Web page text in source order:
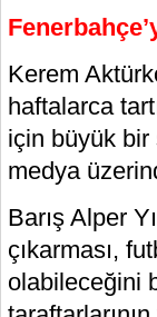
Kerem
haftalarca
için büyük bir
medya
Barış Alper
çıkarması,
olabileceğini